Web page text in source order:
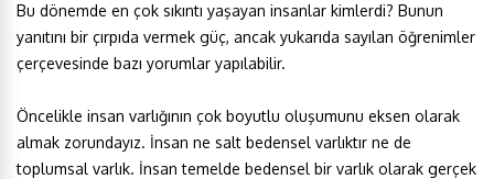
Bu dönemde en çok sıkıntı yaşayan insanlar kimlerdi? Bunun
yanıtını bir çırpıda vermek güç, ancak yukarıda sayılan öğrenimler
çerçevesinde bazı yorumlar yapılabilir.
Öncelikle insan varlığının çok boyutlu oluşumunu eksen olarak
almak zorundayız. İnsan ne salt bedensel varlıktır ne de
toplumsal varlık. İnsan temelde bedensel bir varlık olarak gerçek